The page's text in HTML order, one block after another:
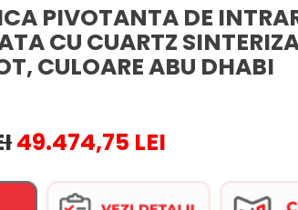
PIVOTANTA DE
CU CUARTZ
CULOARE ABU DHABI
49.474,75 LEI